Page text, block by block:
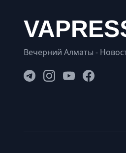
Вечерний Алматы -